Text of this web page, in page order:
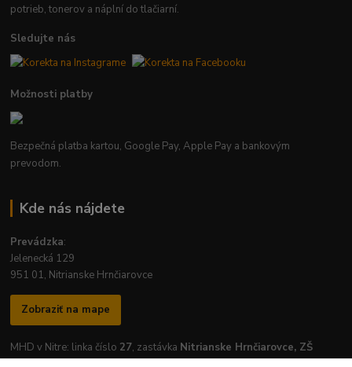
potrieb, tonerov a náplní do tlačiarní.
Sledujte nás
Možnosti platby
Bezpečná platba kartou, Google Pay, Apple Pay a bankovým
prevodom.
Kde nás nájdete
Prevádzka:
Jelenecká 129
951 01, Nitrianske Hrnčiarovce
Zobraziť na mape
MHD v Nitre: linka číslo 27, zastávka Nitrianske Hrnčiarovce, ZŠ